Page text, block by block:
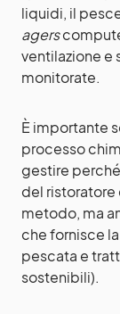
liquidi, il
agers
ventilazione e
monitorate.
È importante
processo
gestire
del
metodo, ma
che fornisce
pescata e
sostenibili).